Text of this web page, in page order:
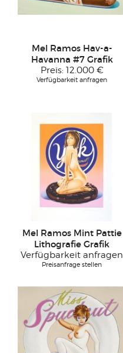
Mel Ramos Hav-a-
Havanna #7 Grafik
Preis: 12.000 €
Verfügbarkeit anfragen
Mel Ramos Mint Pattie
Lithografie Grafik
Verfügbarkeit anfragen
Preisanfrage stellen